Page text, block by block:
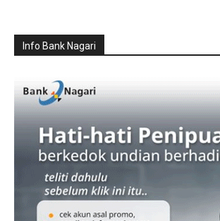
Info Bank Nagari